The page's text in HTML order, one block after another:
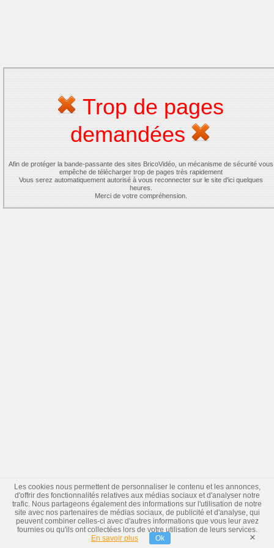
Trop de pages
demandées
Afin de protéger la bande-passante des sites BricoVidéo, un mécanisme de sécurité vous
empêche de télécharger trop de pages très rapidement
Vous serez automatiquement autorisé à vous reconnecter sur le site d'ici quelques
heures.
Merci de votre compréhension.
Les cookies nous permettent de personnaliser le contenu et les annonces,
d'offrir des fonctionnalités relatives aux médias sociaux et d'analyser notre
trafic. Nous partageons également des informations sur l'utilisation de notre
site avec nos partenaires de médias sociaux, de publicité et d'analyse, qui
peuvent combiner celles-ci avec d'autres informations que vous leur avez
fournies ou qu'ils ont collectées lors de votre utilisation de leurs services.
En savoir plus
Ok ×